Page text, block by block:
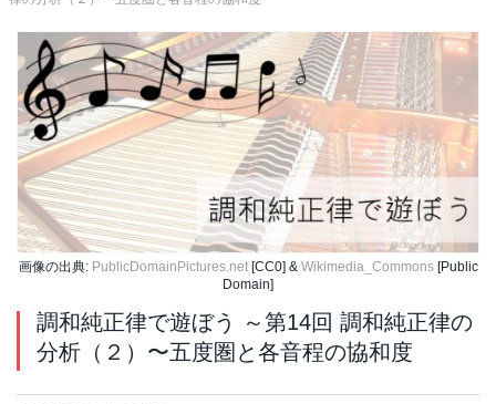
画像の出典: PublicDomainPictures.net[CC0] & Wikimedia_Commons[Public
Domain]
調和純正律で遊ぼう ～第14回 調和純正律の
分析（２）〜五度圏と各音程の協和度